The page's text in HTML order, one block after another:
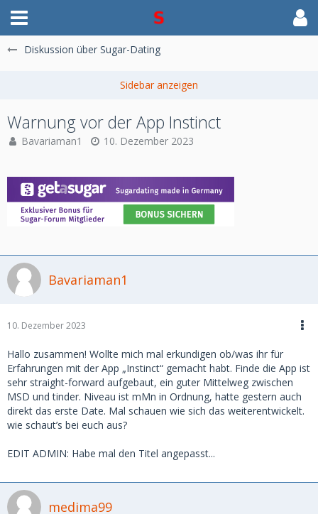
Diskussion über Sugar-Dating
Warnung vor der App Instinct
Bavariaman1 10. Dezember 2023
Bavariaman1
10. Dezember 2023
Hallo zusammen! Wollte mich mal erkundigen ob/was ihr für
Erfahrungen mit der App „Instinct“ gemacht habt. Finde die App ist
sehr straight-forward aufgebaut, ein guter Mittelweg zwischen
MSD und tinder. Niveau ist mMn in Ordnung, hatte gestern auch
direkt das erste Date. Mal schauen wie sich das weiterentwickelt.
wie schaut’s bei euch aus?
EDIT ADMIN: Habe mal den Titel angepasst...
medima99